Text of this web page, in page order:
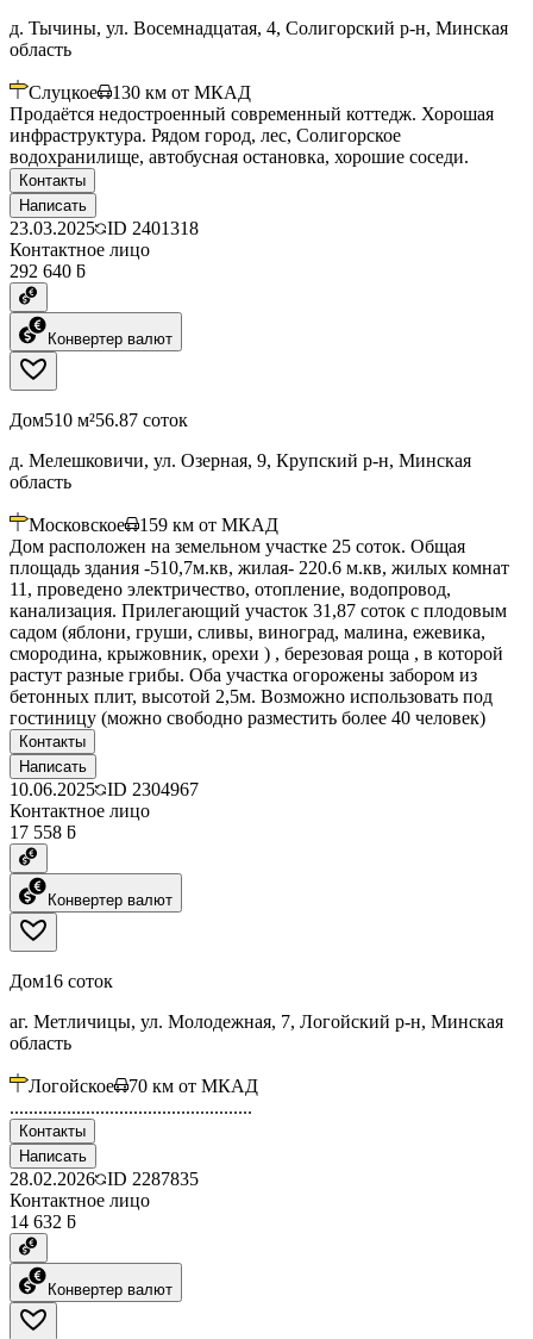
д. Тычины, ул. Восемнадцатая, 4, Солигорский р-н, Минская
область
Слуцкое 130 км от МКАД
Продаётся недостроенный современный коттедж. Хорошая
инфраструктура. Рядом город, лес, Солигорское
водохранилище, автобусная остановка, хорошие соседи.
Контакты
Написать
23.03.2025 ID 2401318
Контактное лицо
292 640 ƃ
Конвертер валют
Дом510 м²56.87 соток
д. Мелешковичи, ул. Озерная, 9, Крупский р-н, Минская
область
Московское 159 км от МКАД
Дом расположен на земельном участке 25 соток. Общая
площадь здания -510,7м.кв, жилая- 220.6 м.кв, жилых комнат
11, проведено электричество, отопление, водопровод,
канализация. Прилегающий участок 31,87 соток с плодовым
садом (яблони, груши, сливы, виноград, малина, ежевика,
смородина, крыжовник, орехи ) , березовая роща , в которой
растут разные грибы. Оба участка огорожены забором из
бетонных плит, высотой 2,5м. Возможно использовать под
гостиницу (можно свободно разместить более 40 человек)
Контакты
Написать
10.06.2025 ID 2304967
Контактное лицо
17 558 ƃ
Конвертер валют
Дом16 соток
аг. Метличицы, ул. Молодежная, 7, Логойский р-н, Минская
область
Логойское 70 км от МКАД
...................................................
Контакты
Написать
28.02.2026 ID 2287835
Контактное лицо
14 632 ƃ
Конвертер валют